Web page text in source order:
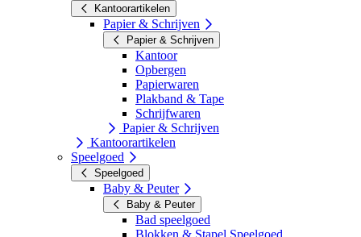
Kantoorartikelen
Papier & Schrijven
Papier & Schrijven
Kantoor
Opbergen
Papierwaren
Plakband & Tape
Schrijfwaren
Papier & Schrijven
Kantoorartikelen
Speelgoed
Speelgoed
Baby & Peuter
Baby & Peuter
Bad speelgoed
Blokken & Stapel Speelgoed